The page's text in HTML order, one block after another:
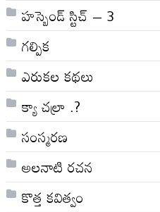
హస్బెండ్ స్టిచ్ – 3
గల్పిక
ఎరుకల కథలు
క్యా చల్రా .?
సంస్మరణ
అలనాటి రచన
కొత్త కవిత్వం